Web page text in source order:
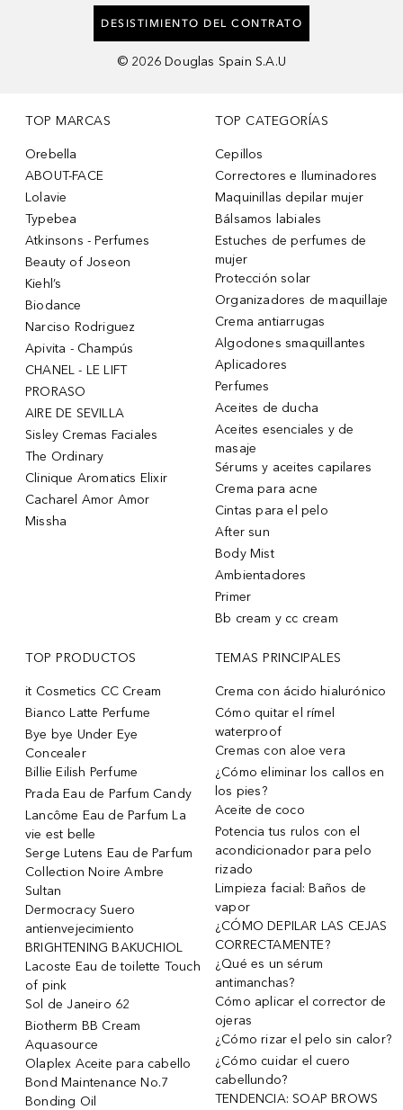
DESISTIMIENTO DEL CONTRATO
© 2026 Douglas Spain S.A.U
TOP MARCAS
Orebella
ABOUT-FACE
Lolavie
Typebea
Atkinsons - Perfumes
Beauty of Joseon
Kiehl’s
Biodance
Narciso Rodriguez
Apivita - Champús
CHANEL - LE LIFT
PRORASO
AIRE DE SEVILLA
Sisley Cremas Faciales
The Ordinary
Clinique Aromatics Elixir
Cacharel Amor Amor
Missha
TOP CATEGORÍAS
Cepillos
Correctores e Iluminadores
Maquinillas depilar mujer
Bálsamos labiales
Estuches de perfumes de
mujer
Protección solar
Organizadores de maquillaje
Crema antiarrugas
Algodones smaquillantes
Aplicadores
Perfumes
Aceites de ducha
Aceites esenciales y de
masaje
Sérums y aceites capilares
Crema para acne
Cintas para el pelo
After sun
Body Mist
Ambientadores
Primer
Bb cream y cc cream
TOP PRODUCTOS
it Cosmetics CC Cream
Bianco Latte Perfume
Bye bye Under Eye
Concealer
Billie Eilish Perfume
Prada Eau de Parfum Candy
Lancôme Eau de Parfum La
vie est belle
Serge Lutens Eau de Parfum
Collection Noire Ambre
Sultan
Dermocracy Suero
antienvejecimiento
BRIGHTENING BAKUCHIOL
Lacoste Eau de toilette Touch
of pink
Sol de Janeiro 62
Biotherm BB Cream
Aquasource
Olaplex Aceite para cabello
Bond Maintenance No.7
Bonding Oil
TEMAS PRINCIPALES
Crema con ácido hialurónico
Cómo quitar el rímel
waterproof
Cremas con aloe vera
¿Cómo eliminar los callos en
los pies?
Aceite de coco
Potencia tus rulos con el
acondicionador para pelo
rizado
Limpieza facial: Baños de
vapor
¿CÓMO DEPILAR LAS CEJAS
CORRECTAMENTE?
¿Qué es un sérum
antimanchas?
Cómo aplicar el corrector de
ojeras
¿Cómo rizar el pelo sin calor?
¿Cómo cuidar el cuero
cabellundo?
TENDENCIA: SOAP BROWS